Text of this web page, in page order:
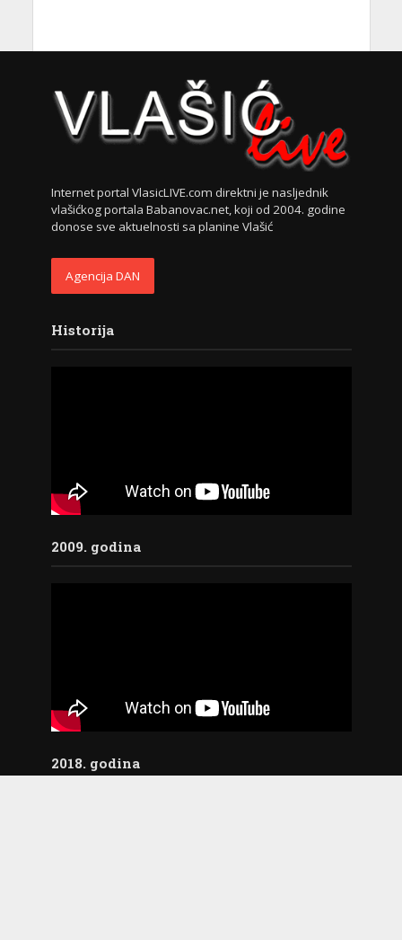
Internet portal VlasicLIVE.com direktni je nasljednik
vlašićkog portala Babanovac.net, koji od 2004. godine
donose sve aktuelnosti sa planine Vlašić
Agencija DAN
Historija
2009. godina
2018. godina